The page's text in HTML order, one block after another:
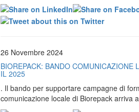
26 Novembre 2024
BIOREPACK: BANDO COMUNICAZIONE
IL 2025
. Il bando per supportare campagne di
comunicazione locale di Biorepack arriva